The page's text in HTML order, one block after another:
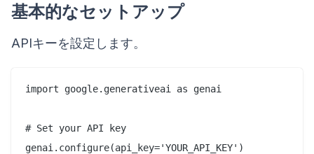
基本的なセットアップ
APIキーを設定します。
import google.generativeai as genai
# Set your API key